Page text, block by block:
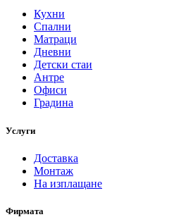
Кухни
Спални
Матраци
Дневни
Детски стаи
Антре
Офиси
Градина
Услуги
Доставка
Монтаж
На изплащане
Фирмата